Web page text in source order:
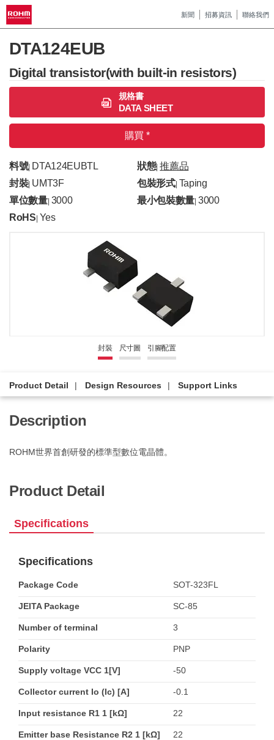
新聞 招募資訊 聯絡我們
DTA124EUB
Digital transistor(with built-in resistors)
規格書
DATA SHEET
購買 *
料號| DTA124EUBTL 狀態|推薦品
封裝| UMT3F 包裝形式| Taping
單位數量| 3000 最小包裝數量 |3000
RoHS Yes
封裝 尺寸圖 引腳配置
Product Detail Design Resources Support Links
Description
ROHM世界首創研發的標準型數位電晶體。
Product Detail
Specifications
Specifications
Package Code SOT-323FL
JEITA Package SC-85
Number of terminal 3
Polarity PNP
Supply voltage VCC 1[V] -50
Collector current Io (Ic) [A] -0.1
Input resistance R1 1 [kΩ] 22
Emitter base Resistance R2 1 [kΩ] 22